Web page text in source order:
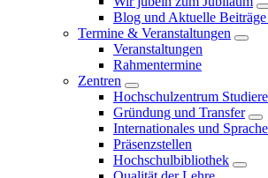
Blog und Aktuelle
Termine & Veranstaltungen
Veranstaltungen
Rahmentermine
Zentren
Hochschulzentrum
Gründung und Transfer
Internationales und
Präsenzstellen
Hochschulbibliothek